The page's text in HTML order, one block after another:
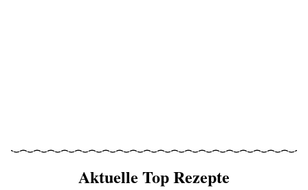
Aktuelle Top Rezepte